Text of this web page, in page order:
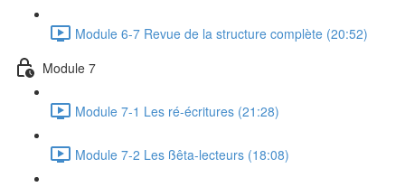
Module 6-7 Revue de la structure complète (20:52)
Module 7
Module 7-1 Les ré-écritures (21:28)
Module 7-2 Les ßêta-lecteurs (18:08)